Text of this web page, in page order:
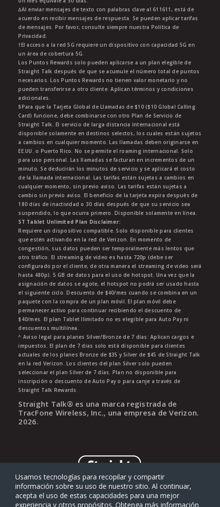
∆Al enviar mensajes de texto con palabras clave al 611611, está de
acuerdo en recibir mensajes de respuesta. Se pueden aplicar tarifas
de mensajes. Por favor, consulte siempre nuestra Política de
Privacidad.
†El acceso a la red 5G requiere un dispositivo con capacidad 5G en
un área de cobertura 5G.
Los Puntos Rewards solo pueden aplicarse a un plan elegible de
Straight Talk después de que se acumule el número total de puntos
necesarios. Los Puntos Rewards no tienen valor monetario y no
pueden transferirse a otro cliente. Aplican términos y condiciones
adicionales.
§Para que la Tarjeta Global de Llamadas de $10 ($10 Global Calling
Card) funcione, debe combinarse con otro Plan de Servicio de
Straight Talk. El servicio de larga distancia internacional está
disponible solamente en destinos selectos, los cuales están sujetos
a cambios en cualquier momento. Las llamadas deben originarse en
EE.UU. o Puerto Rico. No se permite el roaming internacional. Solo
para uso personal. Las llamadas se facturan en incrementos de un
minuto. Se deducirán los minutos de servicio y se aplicará el costo
de la llamada internacional. Las tarifas están sujetas a cambios en
cualquier momento, sin previo aviso. Las tarifas están sujetas a
cambio sin previo aviso. El beneficio de la tarjeta expira después de
180 días de inactividad o 30 días después de que su servicio sea
suspendido, lo que ocurra primero. Disponible solamente en línea.
ST Tablet Unlimited Plan Disclaimer:
Requiere un dispositivo compatible. Solo disponible para clientes
que estén activando en la red de Verizon. En momento de
congestión, sus datos pueden ser temporalmente más lentos que
otro tráfico. El streaming de video es hasta 720p (debe ser
configurado por el cliente, de otra manera el streaming de video será
hasta 480p). 5 GB de datos para el uso de hotspot. Una vez que la
asignación de datos se agote, el hotspot no podrá ser usado hasta
el siguiente ciclo. Descuento de $40/mes cuando se combina en un
paquete con la compra de un plan móvil. El plan móvil debe
permanecer activo para continuar recibiendo el descuento de
$40/mes. El plan Tablet Ilimitado no es elegible para Auto Pay ni
descuentos multilínea.
^ Aviso legal para planes Silver/Bronze de 7 días: Aplican cargos e
impuestos. El plan de 7 días solo está disponible para clientes
actuales de los planes Bronze de $35 y Silver de $45 de Straight Talk
en la red Verizon. Los clientes del plan Silver solo pueden
seleccionar el plan Silver de 7 días. Plan no disponible para
inscripción o descuento de Auto Pay o para canje a través de
Straight Talk Rewards.
Straight Talk® es una marca registrada de
TracFone Wireless, Inc., una empresa de Verizon.
2026.
Usamos tecnologías para recopilar y compartir
información sobre su uso de nuestro sitio. Al continuar,
acepta el uso de estas capacidades para una mejor
experiencia y otros propósitos. Obtenga más información